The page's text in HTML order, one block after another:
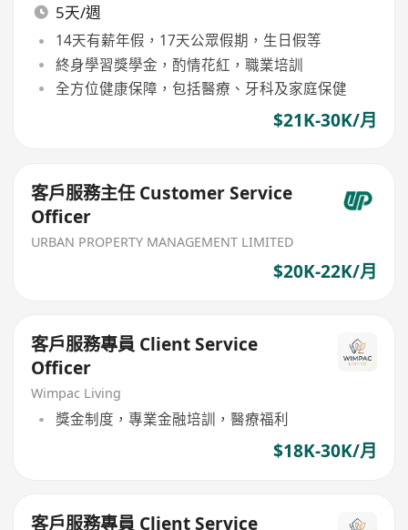
5天/週
14天有薪年假，17天公眾假期，生日假等
終身學習獎學金，酌情花紅，職業培訓
全方位健康保障，包括醫療、牙科及家庭保健
$21K-30K/月
客戶服務主任 Customer Service
Officer
URBAN PROPERTY MANAGEMENT LIMITED
$20K-22K/月
客戶服務專員 Client Service
Officer
Wimpac Living
獎金制度，專業金融培訓，醫療福利
$18K-30K/月
客戶服務專員 Client Service